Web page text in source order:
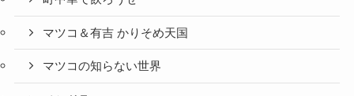
マツコ＆有吉 かりそめ天国
マツコの知らない世界